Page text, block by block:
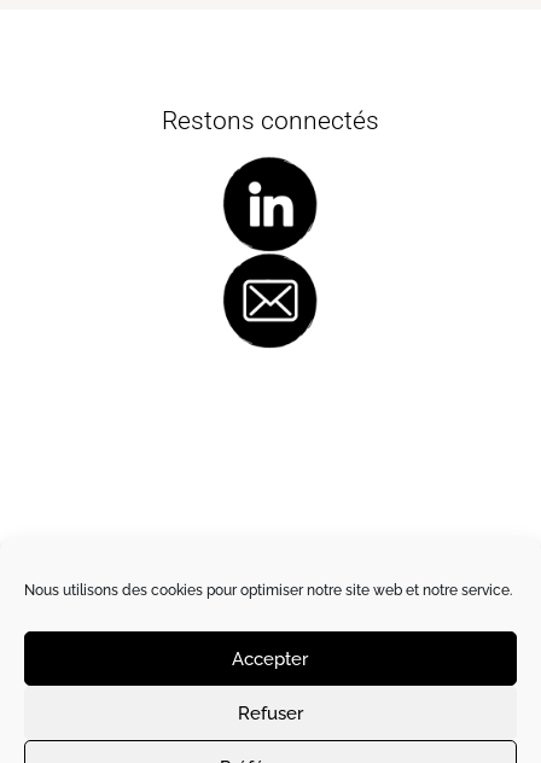
Nous utilisons des cookies pour optimiser notre site web et notre service.
Accepter
Refuser
Restons connectés
Site créé et hébergé parl’Artichaut de Paris|